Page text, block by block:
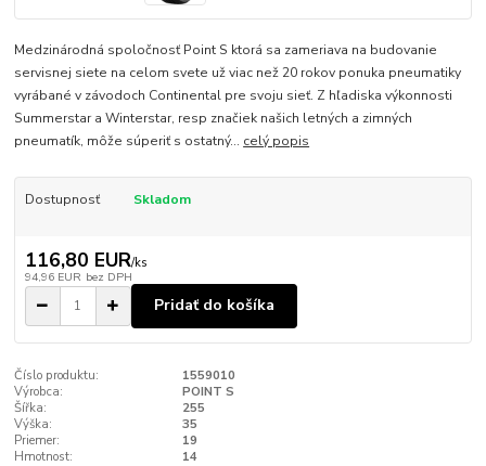
Medzinárodná spoločnosť Point S ktorá sa zameriava na budovanie
servisnej siete na celom svete už viac než 20 rokov ponuka pneumatiky
vyrábané v závodoch Continental pre svoju sieť. Z hľadiska výkonnosti
Summerstar a Winterstar, resp značiek našich letných a zimných
pneumatík, môže súperiť s ostatný... celý popis
Dostupnosť Skladom
116,80 EUR/ks
94,96 EUR bez DPH
Pridať do košíka
Číslo produktu:
1559010
Výrobca:
POINT S
Šířka:
255
Výška:
35
Priemer:
19
Hmotnost:
14